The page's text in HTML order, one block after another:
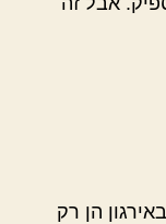
הן רק